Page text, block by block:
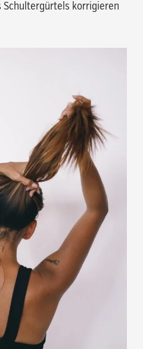
Schultergürtels korrigieren